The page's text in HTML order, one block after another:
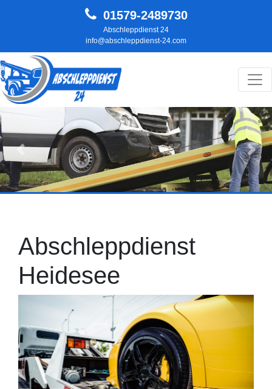
01579-2489730
Abschleppdienst 24
info@abschleppdienst-24.com
Hauptnavigation
Zurück
Abschleppdienst
Heidesee